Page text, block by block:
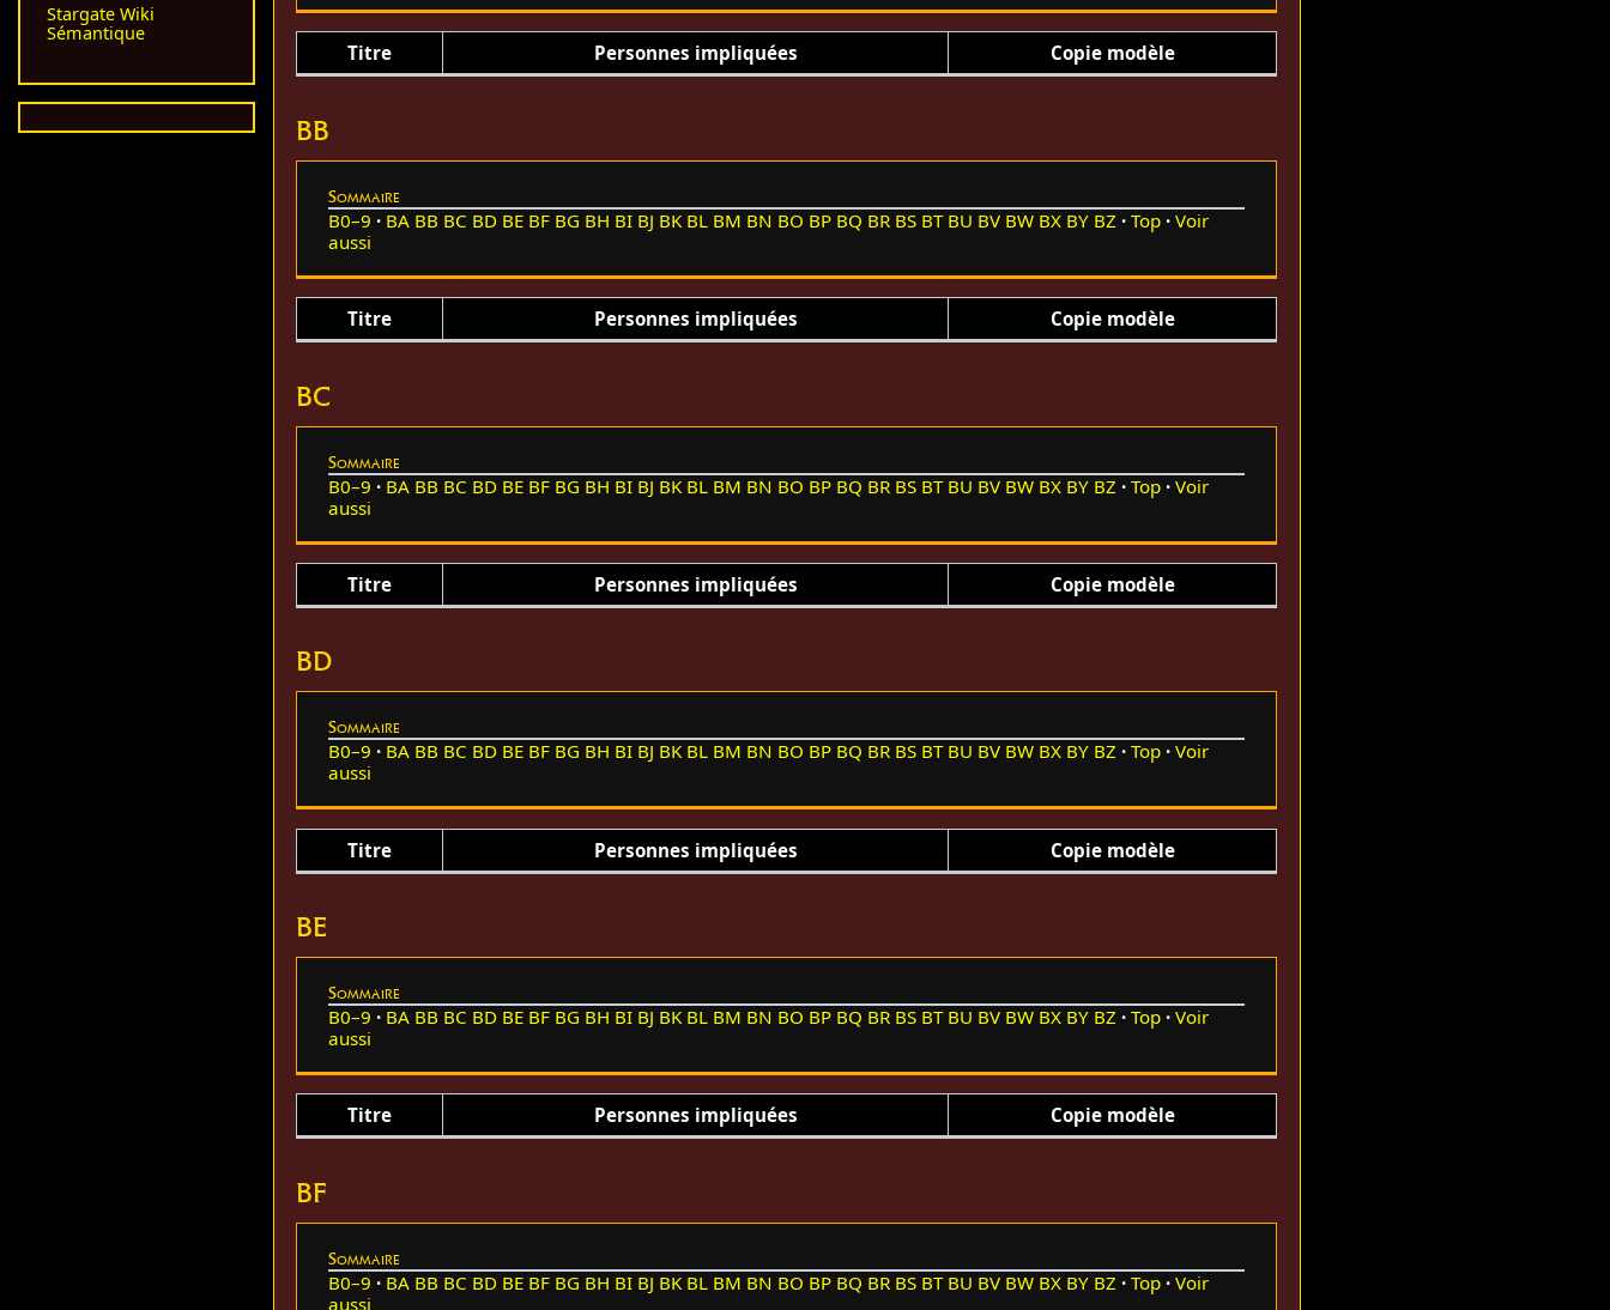
Titre Personnes impliquées Copie modèle
BB
Sommaire
B0–9 BA BB BC BD BE BF BG BH BI BJ BK BL BM BN BO BP BQ BR BS BT BU BV BW BX BY BZ Top
Voir
aussi
Titre Personnes impliquées Copie modèle
BC
Sommaire
B0–9 BA BB BC BD BE BF BG BH BI BJ BK BL BM BN BO BP BQ BR BS BT BU BV BW BX BY BZ Top
Voir
aussi
Titre Personnes impliquées Copie modèle
BD
Sommaire
B0–9 BA BB BC BD BE BF BG BH BI BJ BK BL BM BN BO BP BQ BR BS BT BU BV BW BX BY BZ Top
Voir
aussi
Titre Personnes impliquées Copie modèle
BE
Sommaire
B0–9 BA BB BC BD BE BF BG BH BI BJ BK BL BM BN BO BP BQ BR BS BT BU BV BW BX BY BZ Top
Voir
aussi
Titre Personnes impliquées Copie modèle
BF
Sommaire
B0–9 BA BB BC BD BE BF BG BH BI BJ BK BL BM BN BO BP BQ BR BS BT BU BV BW BX BY BZ Top
Voir
aussi
Stargate Wiki
Sémantique